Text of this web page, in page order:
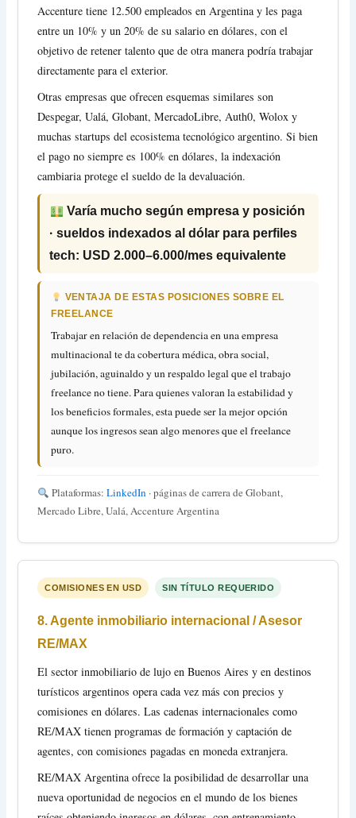
Accenture tiene 12.500 empleados en Argentina y les paga
entre un 10% y un 20% de su salario en dólares, con el
objetivo de retener talento que de otra manera podría trabajar
directamente para el exterior.
Otras empresas que ofrecen esquemas similares son
Despegar, Ualá, Globant, MercadoLibre, Auth0, Wolox y
muchas startups del ecosistema tecnológico argentino. Si bien
el pago no siempre es 100% en dólares, la indexación
cambiaria protege el sueldo de la devaluación.
Varía mucho según empresa y posición
· sueldos indexados al dólar para perfiles
tech: USD 2.000–6.000/mes equivalente
VENTAJA DE ESTAS POSICIONES SOBRE EL
FREELANCE
Trabajar en relación de dependencia en una empresa
multinacional te da cobertura médica, obra social,
jubilación, aguinaldo y un respaldo legal que el trabajo
freelance no tiene. Para quienes valoran la estabilidad y
los beneficios formales, esta puede ser la mejor opción
aunque los ingresos sean algo menores que el freelance
puro.
Plataformas:LinkedIn · páginas de carrera de Globant,
Mercado Libre, Ualá, Accenture Argentina
COMISIONES EN USD SIN TÍTULO REQUERIDO
8. Agente inmobiliario internacional / Asesor
RE/MAX
El sector inmobiliario de lujo en Buenos Aires y en destinos
turísticos argentinos opera cada vez más con precios y
comisiones en dólares. Las cadenas internacionales como
RE/MAX tienen programas de formación y captación de
agentes, con comisiones pagadas en moneda extranjera.
RE/MAX Argentina ofrece la posibilidad de desarrollar una
nueva oportunidad de negocios en el mundo de los bienes